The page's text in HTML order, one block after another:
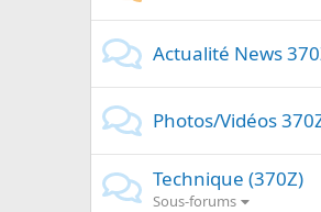
Actualité News
Photos/Vidéos
Technique (370Z)
Sous-forums